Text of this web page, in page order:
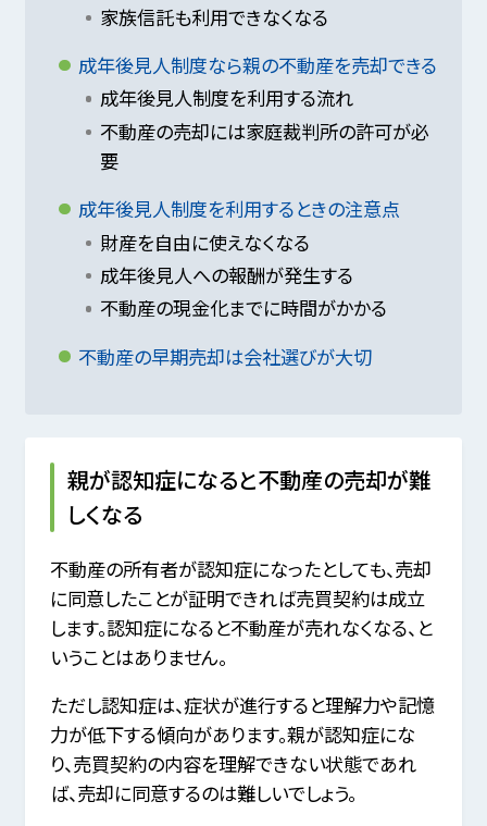
家族信託も利用できなくなる
成年後見人制度なら親の不動産を売却できる
成年後見人制度を利用する流れ
不動産の売却には家庭裁判所の許可が必
要
成年後見人制度を利用するときの注意点
財産を自由に使えなくなる
成年後見人への報酬が発生する
不動産の現金化までに時間がかかる
不動産の早期売却は会社選びが大切
親が認知症になると不動産の売却が難
しくなる
不動産の所有者が認知症になったとしても、売却
に同意したことが証明できれば売買契約は成立
します。認知症になると不動産が売れなくなる、と
いうことはありません。
ただし認知症は、症状が進行すると理解力や記憶
力が低下する傾向があります。親が認知症にな
り、売買契約の内容を理解できない状態であれ
ば、売却に同意するのは難しいでしょう。